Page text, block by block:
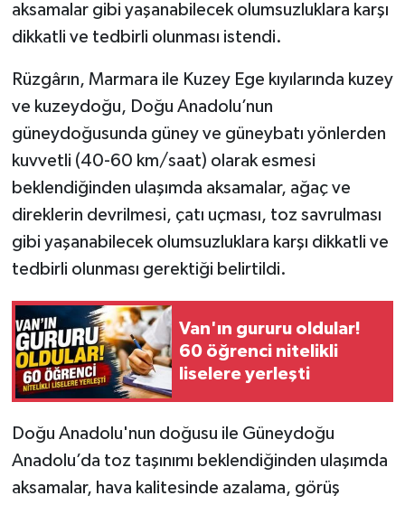
aksamalar gibi yaşanabilecek olumsuzluklara karşı
dikkatli ve tedbirli olunması istendi.
Rüzgârın, Marmara ile Kuzey Ege kıyılarında kuzey
ve kuzeydoğu, Doğu Anadolu’nun
güneydoğusunda güney ve güneybatı yönlerden
kuvvetli (40-60 km/saat) olarak esmesi
beklendiğinden ulaşımda aksamalar, ağaç ve
direklerin devrilmesi, çatı uçması, toz savrulması
gibi yaşanabilecek olumsuzluklara karşı dikkatli ve
tedbirli olunması gerektiği belirtildi.
Van'ın gururu oldular!
60 öğrenci nitelikli
liselere yerleşti
Doğu Anadolu'nun doğusu ile Güneydoğu
Anadolu’da toz taşınımı beklendiğinden ulaşımda
aksamalar, hava kalitesinde azalama, görüş